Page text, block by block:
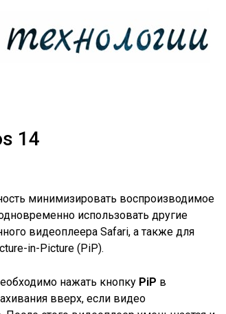
14
минимизировать воспроизводимое
использовать другие
видеоплеера Safari, а также для
in-Picture (PiP).
нажать кнопку PiP в
вверх, если видео